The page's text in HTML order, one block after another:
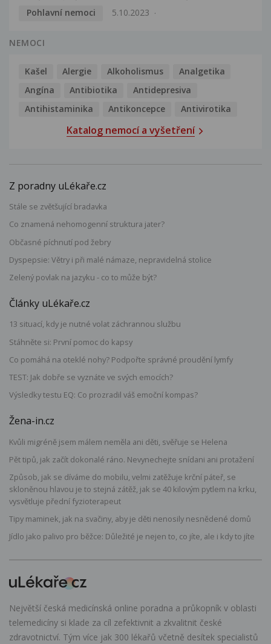
Pohlavní nemoci
5.10.2023
NEMOCI
Kašel Alergie Alkoholismus
Analgetika
Angína
Antibiotika
Antidepresiva
Antihistaminika
Antikoncepce Antivirotika
Katalog nemocí a vyšetření
Z poradny uLékaře.cz
Stále se zvětšující bradavka
Co znamená nehomogenní struktura jater?
Občasné píchnutí pod žebry
Dyspepsie: Větry i při malé námaze, nepravidelná stolice
Zelený povlak na jazyku - co to může být?
Články uLékaře.cz
13 situací, kdy je nutné volat záchrannou službu
Stáhněte si: První pomoc do kapsy
Co pomáhá na oteklé nohy? Podpořte správné proudění lymfy
TEST: Jak dobře se vyznáte ve svých emocích?
Výsledky testu EQ: Co prozradil váš emoční kompas?
Žena-in.cz
Kvůli migréně jsem málem neměla ani děti, svěřuje se Helena
Pět tipů, jak začít dokonalé ráno. Nevynechejte snídani ani protažení
Způsob, jak se díváme do mobilu, velmi zatěžuje krční páteř, se
skloněnou hlavou je to stejná zátěž, jak se 40 kilovým pytlem na krku,
vysvětluje přední fyzioterapeut
Tipy maminek, jak na svačiny, aby je děti nenosily nesnědené domů
Jídlo jako palivo pro běžce: Důležité je nejen to, co jíte, ale i kdy to jíte
Největší česká medicínská online poradna a průkopník v oblasti
telemedicíny si klade za cíl zefektivnit a zkvalitnit české
zdravotnictví. Tým více jak 300 lékařů včetně desítek specialistů